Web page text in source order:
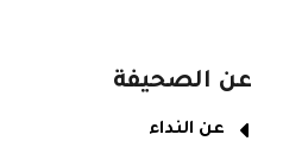
عن الصحيفة
عن النداء